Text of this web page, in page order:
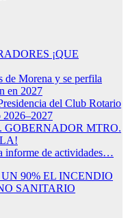
¡QUE
de Morena y se perfila
en 2027
del Club Rotario
2026–2027
GOBERNADOR MTRO.
informe de actividades…
90% EL INCENDIO
SANITARIO